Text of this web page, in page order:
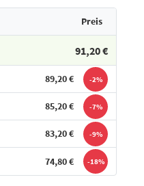
Preis
91,20 €
89,20 € -2%
85,20 € -7%
83,20 € -9%
74,80 € -18%